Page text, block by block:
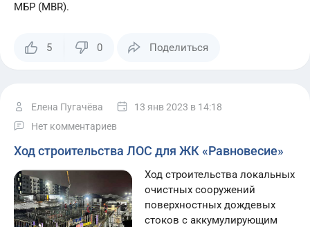
МБР (MBR).
5 0 Поделиться
Елена Пугачёва 13 янв 2023 в 14:18
Нет комментариев
Ход строительства ЛОС для ЖК «Равновесие»
Ход строительства локальных
очистных сооружений
поверхностных дождевых
стоков с аккумулирующим